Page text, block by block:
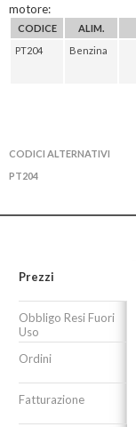
motore:
CODICE ALIM.
PT204
Benzina
CODICI ALTERNATIVI
PT204
Prezzi
Obbligo Resi Fuori
Uso
Ordini
Fatturazione